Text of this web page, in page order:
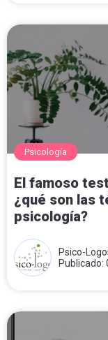
Psicología
El famoso
¿qué son las
psicología?
Psico-